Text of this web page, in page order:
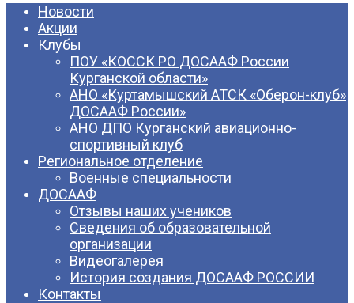
Новости
Акции
Клубы
ПОУ «КОССК РО ДОСААФ России
Курганской области»
АНО «Куртамышский АТСК «Оберон-клуб»
ДОСААФ России»
АНО ДПО Курганский авиационно-
спортивный клуб
Региональное отделение
Военные специальности
ДОСААФ
Отзывы наших учеников
Сведения об образовательной
организации
Видеогалерея
История создания ДОСААФ РОССИИ
Контакты